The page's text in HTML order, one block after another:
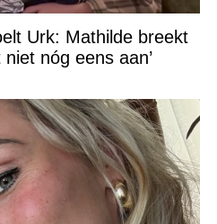
Urk: Mathilde breekt
nóg eens aan’